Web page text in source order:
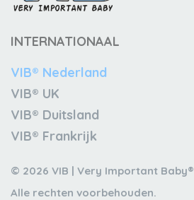
INTERNATIONAAL
VIB® Nederland
VIB® UK
VIB® Duitsland
VIB® Frankrijk
© 2026 VIB | Very Important Baby®
Alle rechten voorbehouden.